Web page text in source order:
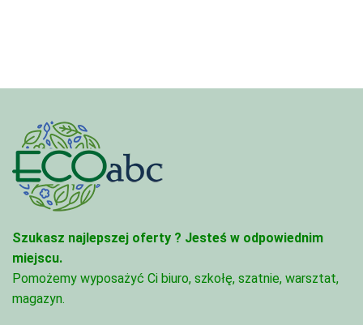
Szukasz najlepszej oferty ? Jesteś w odpowiednim
miejscu.
Pomożemy wyposażyć Ci biuro, szkołę, szatnie, warsztat,
magazyn.